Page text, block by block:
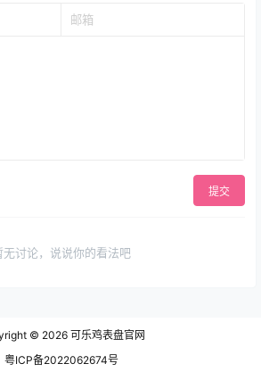
提交
无讨论，说说你的看法吧
© 2026 可乐鸡表盘官网
粤ICP备2022062674号